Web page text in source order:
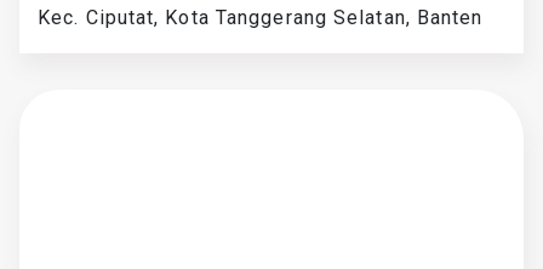
Kec. Ciputat, Kota Tanggerang Selatan, Banten